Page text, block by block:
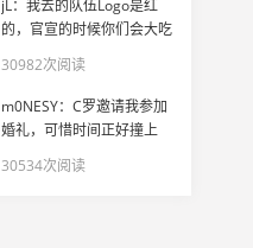
jL：我去的队伍Logo是红
的，官宣的时候你们会大吃
30982次阅读
m0NESY：C罗邀请我参加
婚礼，可惜时间正好撞上
30534次阅读